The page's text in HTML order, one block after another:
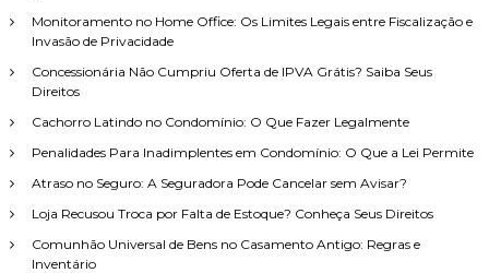
Monitoramento no Home Office: Os Limites Legais entre Fiscalização e
Invasão de Privacidade
Concessionária Não Cumpriu Oferta de IPVA Grátis? Saiba Seus
Direitos
Cachorro Latindo no Condomínio: O Que Fazer Legalmente
Penalidades Para Inadimplentes em Condomínio: O Que a Lei Permite
Atraso no Seguro: A Seguradora Pode Cancelar sem Avisar?
Loja Recusou Troca por Falta de Estoque? Conheça Seus Direitos
Comunhão Universal de Bens no Casamento Antigo: Regras e
Inventário